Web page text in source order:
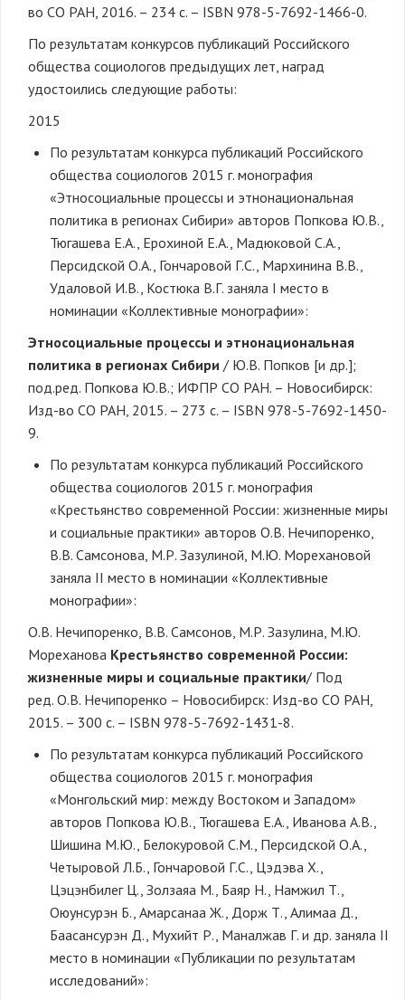
во СО РАН, 2016. – 234 с. – ISBN 978-5-7692-1466-0.
По результатам конкурсов публикаций Российского
общества социологов предыдущих лет, наград
удостоились следующие работы:
2015
По результатам конкурса публикаций Российского
общества социологов 2015 г. монография
«Этносоциальные процессы и этнонациональная
политика в регионах Сибири» авторов Попкова Ю.В.,
Тюгашева Е.А., Ерохиной Е.А., Мадюковой С.А.,
Персидской О.А., Гончаровой Г.С., Мархинина В.В.,
Удаловой И.В., Костюка В.Г. заняла I место в
номинации «Коллективные монографии»:
Этносоциальные процессы и этнонациональная
политика в регионах Сибири / Ю.В. Попков [и др.];
под.ред. Попкова Ю.В.; ИФПР СО РАН. – Новосибирск:
Изд-во СО РАН, 2015. – 273 с. – ISBN 978-5-7692-1450-
9.
По результатам конкурса публикаций Российского
общества социологов 2015 г. монография
«Крестьянство современной России: жизненные миры
и социальные практики» авторов О.В. Нечипоренко,
В.В. Самсонова, М.Р. Зазулиной, М.Ю. Морехановой
заняла II место в номинации «Коллективные
монографии»:
О.В. Нечипоренко, В.В. Самсонов, М.Р. Зазулина, М.Ю.
Мореханова Крестьянство современной России:
жизненные миры и социальные практики/ Под
ред. О.В. Нечипоренко – Новосибирск: Изд-во СО РАН,
2015. – 300 с. – ISBN 978-5-7692-1431-8.
По результатам конкурса публикаций Российского
общества социологов 2015 г. монография
«Монгольский мир: между Востоком и Западом»
авторов Попкова Ю.В., Тюгашева Е.А., Иванова А.В.,
Шишина М.Ю., Белокуровой С.М., Персидской О.А.,
Четыровой Л.Б., Гончаровой Г.С., Цэдэва Х.,
Цэцэнбилег Ц., Золзаяа М., Баяр Н., Намжил Т.,
Оюунсурэн Б., Амарсанаа Ж., Дорж Т., Алимаа Д.,
Баасансурэн Д., Мухийт Р., Маналжав Г. и др. заняла II
место в номинации «Публикации по результатам
исследований»: